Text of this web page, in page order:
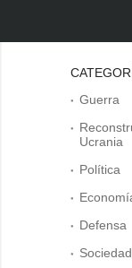
Guerra
Ucrania
Política
Defensa